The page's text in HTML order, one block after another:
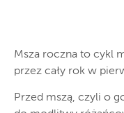
Msza roczna to cykl
przez cały rok w
Przed mszą, czyli o